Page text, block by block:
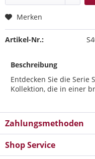
Merken
Artikel-Nr.:
Beschreibung
Entdecken Sie die Serie
Kollektion, die in einer
Zahlungsmethoden
Shop Service